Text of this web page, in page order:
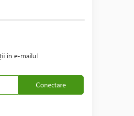
în e-mailul
Conectare